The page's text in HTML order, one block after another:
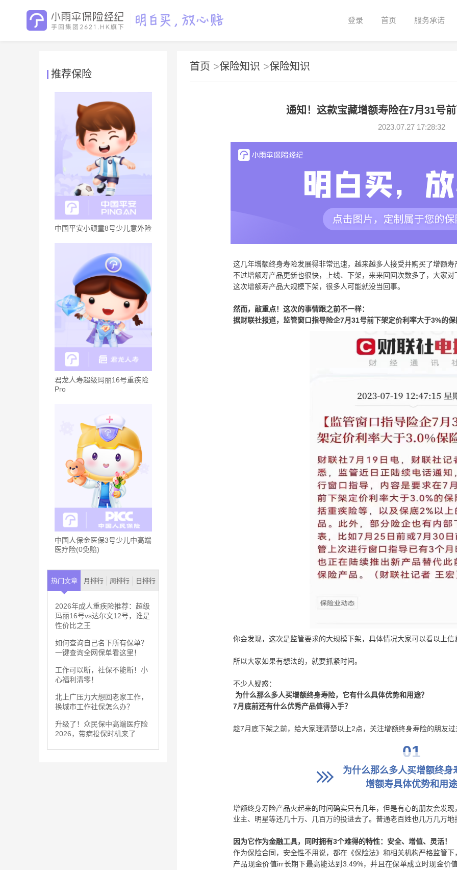
登录 首页 服务承诺
推荐保险
中国平安小顽童8号少儿意外险
君龙人寿超级玛丽16号重疾险
Pro
中国人保金医保3号少儿中高端
医疗险(0免赔)
热门文章 月排行 周排行 日排行
2026年成人重疾险推荐：超级
玛丽16号vs达尔文12号，谁是
性价比之王
如何查询自己名下所有保单？
一键查询全网保单看这里！
工作可以断，社保不能断！小
心福利清零！
北上广压力大想回老家工作，
换城市工作社保怎么办？
升级了！众民保中高端医疗险
2026，带病投保时机来了
首页 >保险知识 >保险知识
通知！这款宝藏增额寿险在7月31号
2023.07.27 17:28:32
这几年增额终身寿险发展得非常迅速，越来越多人接受并购买了增额
不过增额寿产品更新也很快，上线、下架，来来回回次数多了，大家
这次增额寿产品大规模下架，很多人可能就没当回事。
然而，敲重点！这次的事情跟之前不一样：
据财联社报道， 监管窗口指导险企7月31号前下架定价利率大于3%的
你会发现，这次是监管要求的大规模下架，具体情况大家可以看以上信
所以大家如果有想法的，就要抓紧时间。
不少人疑惑：
为什么那么多人买增额终身寿险，它有什么具体优势和用途？
7月底前还有什么优秀产品值得入手？
趁7月底下架之前，给大家理清楚以上2点，关注增额终身寿险的朋友
01
为什么那么多人买增额终身
增额寿具体优势和用途
增额终身寿险产品火起来的时间确实只有几年，但是有心的朋友会发
业主、明星等还几十万、几百万的投进去了。普通老百姓也几万几万
因为它作为金融工具，同时拥有3个难得的特性：安全、增值、灵活！
作为保险合同，安全性不用说，都在《保险法》和相关机构严格监管
产品现金价值irr长期下最高能达到3.49%，并且在保单成立时现金价